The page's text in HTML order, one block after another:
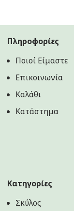
Πληροφορίες
Ποιοί Είμαστε
Επικοινωνία
Καλάθι
Κατάστημα
Κατηγορίες
Σκύλος